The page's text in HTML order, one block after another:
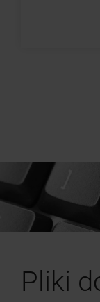
Pliki